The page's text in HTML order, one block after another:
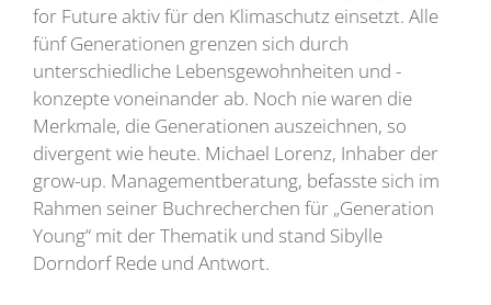
for Future aktiv für den Klimaschutz einsetzt. Alle
fünf Generationen grenzen sich durch
unterschiedliche Lebensgewohnheiten und -
konzepte voneinander ab. Noch nie waren die
Merkmale, die Generationen auszeichnen, so
divergent wie heute. Michael Lorenz, Inhaber der
grow-up. Managementberatung, befasste sich im
Rahmen seiner Buchrecherchen für „Generation
Young“ mit der Thematik und stand Sibylle
Dorndorf Rede und Antwort.